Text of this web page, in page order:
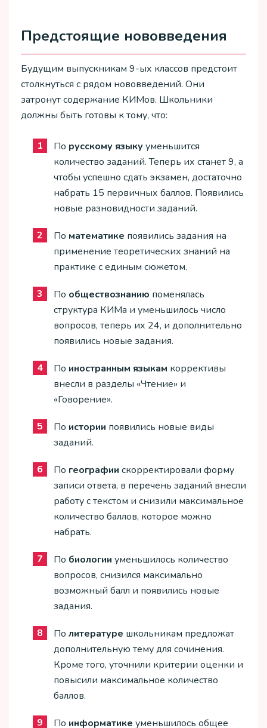
Предстоящие нововведения
Будущим выпускникам 9-ых классов предстоит
столкнуться с рядом нововведений. Они
затронут содержание КИМов. Школьники
должны быть готовы к тому, что:
По русскому языку уменьшится
количество заданий. Теперь их станет 9, а
чтобы успешно сдать экзамен, достаточно
набрать 15 первичных баллов. Появились
новые разновидности заданий.
По математике появились задания на
применение теоретических знаний на
практике с единым сюжетом.
По обществознанию поменялась
структура КИМа и уменьшилось число
вопросов, теперь их 24, и дополнительно
появились новые задания.
По иностранным языкам коррективы
внесли в разделы «Чтение» и
«Говорение».
По истории появились новые виды
заданий.
По географии скорректировали форму
записи ответа, в перечень заданий внесли
работу с текстом и снизили максимальное
количество баллов, которое можно
набрать.
По биологии уменьшилось количество
вопросов, снизился максимально
возможный балл и появились новые
задания.
По литературе школьникам предложат
дополнительную тему для сочинения.
Кроме того, уточнили критерии оценки и
повысили максимальное количество
баллов.
По информатике уменьшилось общее